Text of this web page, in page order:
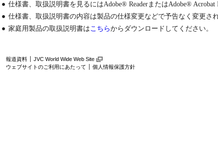
● 仕様書、取扱説明書を見るにはAdobe® ReaderまたはAdobe® Acrobat
● 仕様書、取扱説明書の内容は製品の仕様変更などで予告なく変更さ
● 家庭用製品の取扱説明書はこちらからダウンロードしてください。
報道資料
JVC World Wide Web Site
ウェブサイトのご利用にあたって
個人情報保護方針